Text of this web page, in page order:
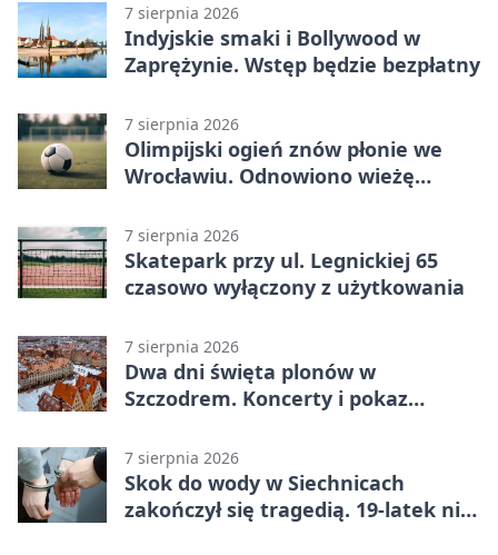
7 sierpnia 2026
Indyjskie smaki i Bollywood w
Zaprężynie. Wstęp będzie bezpłatny
7 sierpnia 2026
Olimpijski ogień znów płonie we
Wrocławiu. Odnowiono wieżę
7 sierpnia 2026
Skatepark przy ul. Legnickiej 65
czasowo wyłączony z użytkowania
7 sierpnia 2026
Dwa dni święta plonów w
Szczodrem. Koncerty i pokaz
7 sierpnia 2026
Skok do wody w Siechnicach
zakończył się tragedią. 19-latek nie